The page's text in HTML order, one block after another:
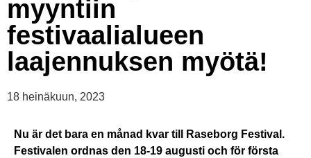
myyntiin
festivaalialueen
laajennuksen myötä!
18 heinäkuun, 2023
Nu är det bara en månad kvar till Raseborg Festival.
Festivalen ordnas den 18-19 augusti och för första